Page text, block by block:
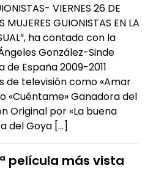
VIERNES 26 DE
MUJERES GUIONISTAS EN LA
ha contado con la
González-Sinde
España 2009-2011
de televisión como «Amar
«Cuéntame» Ganadora del
Original por «La buena
del Goya […]
película más vista